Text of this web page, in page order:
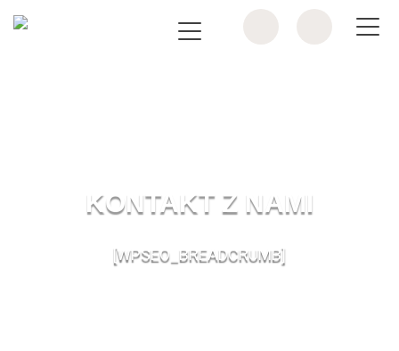
KONTAKT Z NAMI
[WPSEO_BREADCRUMB]